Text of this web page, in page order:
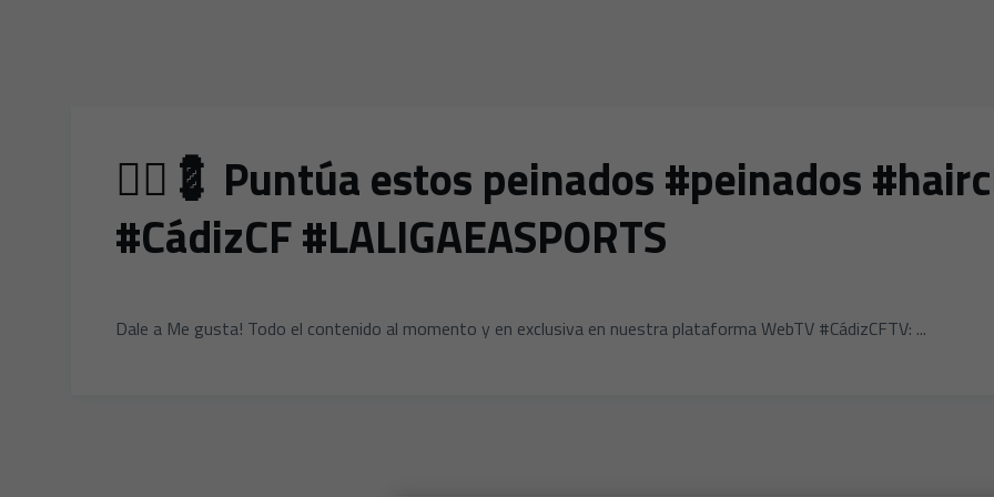
💇‍♂️💈 Puntúa estos peinados #peinados
#CádizCF #LALIGAEASPORTS
Dale a Me gusta! Todo el contenido al momento y en exclusiva en nuestra plataforma WebTV #CádizCFTV: ...